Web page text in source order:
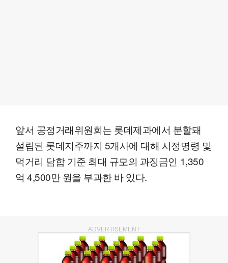
앞서 공정거래위원회는 롯데제과에서 분할돼
설립된 롯데지주까지 5개사에 대해 시정명령 및
먹거리 담합 기준 최대 규모의 과징금인 1,350
억 4,500만 원을 부과한 바 있다.
ADVERTISEMENT